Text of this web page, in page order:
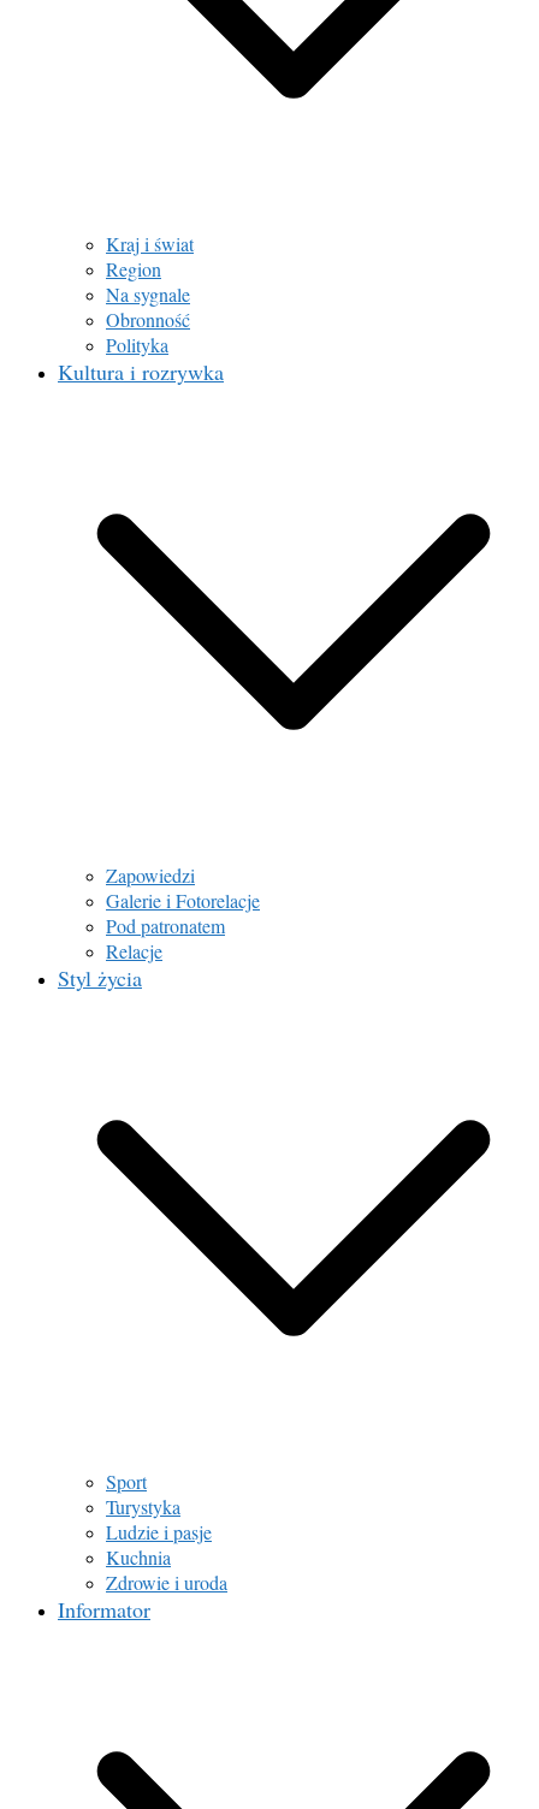
Kraj i świat
Region
Na sygnale
Obronność
Polityka
Kultura i rozrywka
Zapowiedzi
Galerie i Fotorelacje
Pod patronatem
Relacje
Styl życia
Sport
Turystyka
Ludzie i pasje
Kuchnia
Zdrowie i uroda
Informator